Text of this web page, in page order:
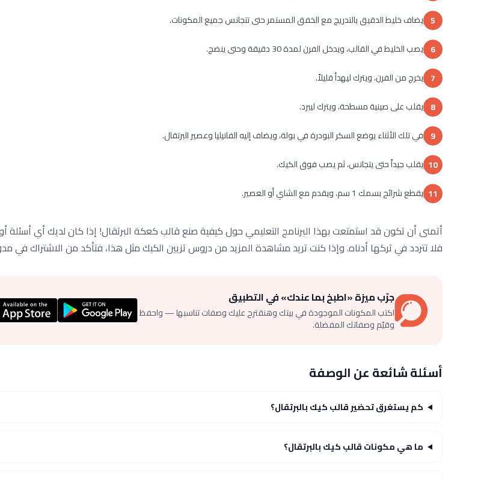
5 يضاف خليط الدقيق بالتدريج مع الخفق المستمر حتى تتجانس جميع المكونات.
6 يصب الخليط في القالب، ويدخل الفرن لمدة 30 دقيقة وحتى ينضج.
7 يخرج من الفرن، ويترك ليهدأ قليلاً.
8 يقلب على صينية مسطحة، ويترك ليبرد.
9 في تلك الأثناء يوضع السكر البودرة في بولة، ويضاف إليه الفانيليا وعصير البرتقال.
10 يقلب جيداً حتى يتجانس، ثم يصب فوق الكيك.
11 يقطع شرائح بسمك 1 سم، ويقدم مع الشاي أو العصير.
أتمنى أن تكون قد استمتعت بهذا البرنامج التعليمي حول كيفية صنع قالب كعكة البرتقال! إذا كان لديك أي أسئلة
فلا تتردد في تركها أدناه. وإذا كنت تريد مشاهدة المزيد من دروس تزيين الكيك مثل هذا، فتأكد من الاشتراك في
جرّب ميزة «اطبخ بما عندك» في التطبيق
اكتب المكونات الموجودة في بيتك وهنقترح عليك وصفات تناسبها — واحفظ
وقيّم وصفاتك المفضلة.
أسئلة شائعة عن الوصفة
كم يستغرق تحضير قالب كيك بالبرتقال؟
ما هي مكونات قالب كيك بالبرتقال؟